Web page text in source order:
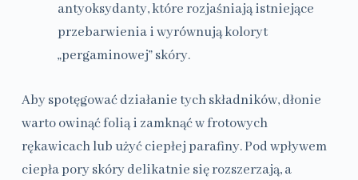
antyoksydanty, które rozjaśniają istniejące
przebarwienia i wyrównują koloryt
„pergaminowej” skóry.
Aby spotęgować działanie tych składników, dłonie
warto owinąć folią i zamknąć w frotowych
rękawicach lub użyć ciepłej parafiny. Pod wpływem
ciepła pory skóry delikatnie się rozszerzają, a